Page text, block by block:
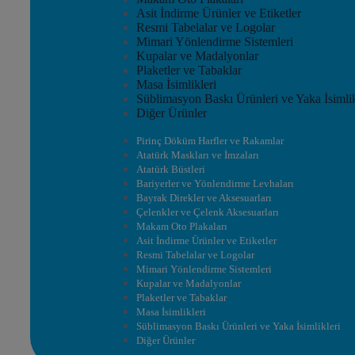
Asit İndirme Ürünler ve Etiketler
Resmi Tabelalar ve Logolar
Mimari Yönlendirme Sistemleri
Kupalar ve Madalyonlar
Plaketler ve Tabaklar
Masa İsimlikleri
Süblimasyon Baskı Ürünleri ve Yaka
Diğer Ürünler
Pirinç Döküm Harfler ve Rakamlar
Atatürk Maskları ve İmzaları
Atatürk Büstleri
Bariyerler ve Yönlendirme Levhaları
Bayrak Direkler ve Aksesuarları
Çelenkler ve Çelenk Aksesuarları
Makam Oto Plakaları
Asit İndirme Ürünler ve Etiketler
Resmi Tabelalar ve Logolar
Mimari Yönlendirme Sistemleri
Kupalar ve Madalyonlar
Plaketler ve Tabaklar
Masa İsimlikleri
Süblimasyon Baskı Ürünleri ve Yaka İsimlikleri
Diğer Ürünler